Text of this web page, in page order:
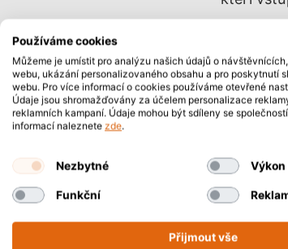
Používáme cookies
Můžeme je umístit pro analýzu našich údajů o
webu, ukázání personalizovaného obsahu a pro poskytnutí
webu. Pro více informací o cookies používáme otevřené
Údaje jsou shromažďovány za účelem personalizace
reklamních kampaní. Údaje mohou být sdíleny se
informací naleznete zde.
Nezbytné Výkon
Funkční
Přijmout vše